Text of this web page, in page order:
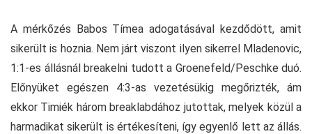
A mérkőzés Babos Tímea adogatásával kezdődött, amit
sikerült is hoznia. Nem járt viszont ilyen sikerrel Mladenovic,
1:1-es állásnál breakelni tudott a Groenefeld/Peschke duó.
Előnyüket egészen 4:3-as vezetésükig megőrizték, ám
ekkor Timiék három breaklabdához jutottak, melyek közül a
harmadikat sikerült is értékesíteni, így egyenlő lett az állás.